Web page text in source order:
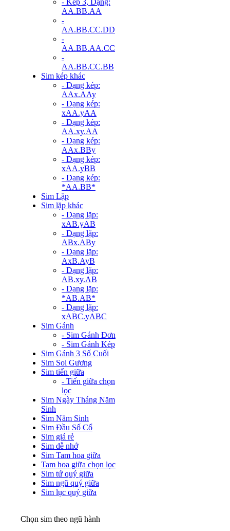
AA.BB.AA
-
AA.BB.CC.DD
-
AA.BB.AA.CC
-
AA.BB.CC.BB
Sim kép khác
- Dạng kép:
AAx.AAy
- Dạng kép:
xAA.yAA
- Dạng kép:
AA.xy.AA
- Dạng kép:
AAx.BBy
- Dạng kép:
xAA.yBB
- Dạng kép:
*AA.BB*
Sim Lặp
Sim lặp khác
- Dạng lặp:
xAB.yAB
- Dạng lặp:
ABx.ABy
- Dạng lặp:
AxB.AyB
- Dạng lặp:
AB.xy.AB
- Dạng lặp:
*AB.AB*
- Dạng lặp:
xABC.yABC
Sim Gánh
- Sim Gánh Đơn
- Sim Gánh Kép
Sim Gánh 3 Số Cuối
Sim Soi Gương
Sim tiến giữa
- Tiến giữa chọn
lọc
Sim Ngày Tháng Năm
Sinh
Sim Năm Sinh
Sim Đầu Số Cổ
Sim giá rẻ
Sim dễ nhớ
Sim Tam hoa giữa
Tam hoa giữa chọn lọc
Sim tứ quý giữa
Sim ngũ quý giữa
Sim lục quý giữa
Chọn sim theo ngũ hành